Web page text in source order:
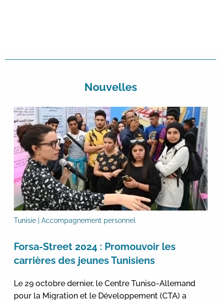
Nouvelles
Tunisie | Accompagnement personnel
Forsa-Street 2024 : Promouvoir les
carrières des jeunes Tunisiens
Le 29 octobre dernier, le Centre Tuniso-Allemand
pour la Migration et le Développement (CTA) a